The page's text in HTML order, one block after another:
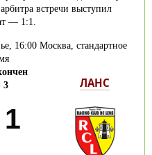
встречи выступил
— 1:1.
16:00 Москва, стандартное
3
1
ЛАНС